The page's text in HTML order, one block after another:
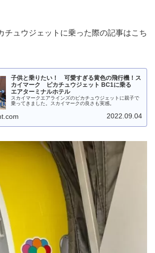
チュウジェットに乗った際の記事はこち
子供と乗りたい！ 可愛すぎる黄色の飛行機！ス
カイマーク ピカチュウジェット BC1に乗る
エアターミナルホテル
スカイマークエアラインズのピカチュウジェットに親子で
乗ってきました。スカイマークの良さも実感。
2022.09.04